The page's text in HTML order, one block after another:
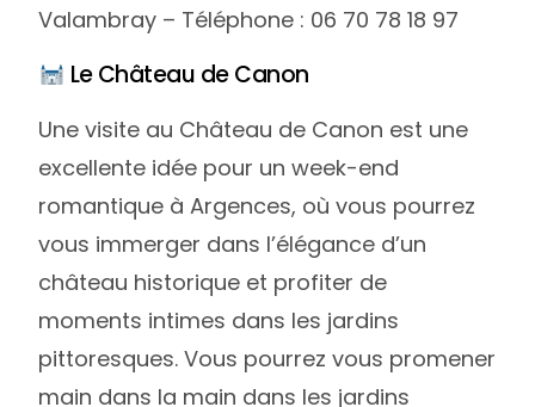
Valambray – Téléphone : 06 70 78 18 97
Le Château de Canon
Une visite au Château de Canon est une
excellente idée pour un week-end
romantique à Argences, où vous pourrez
vous immerger dans l’élégance d’un
château historique et profiter de
moments intimes dans les jardins
pittoresques. Vous pourrez vous promener
main dans la main dans les jardins